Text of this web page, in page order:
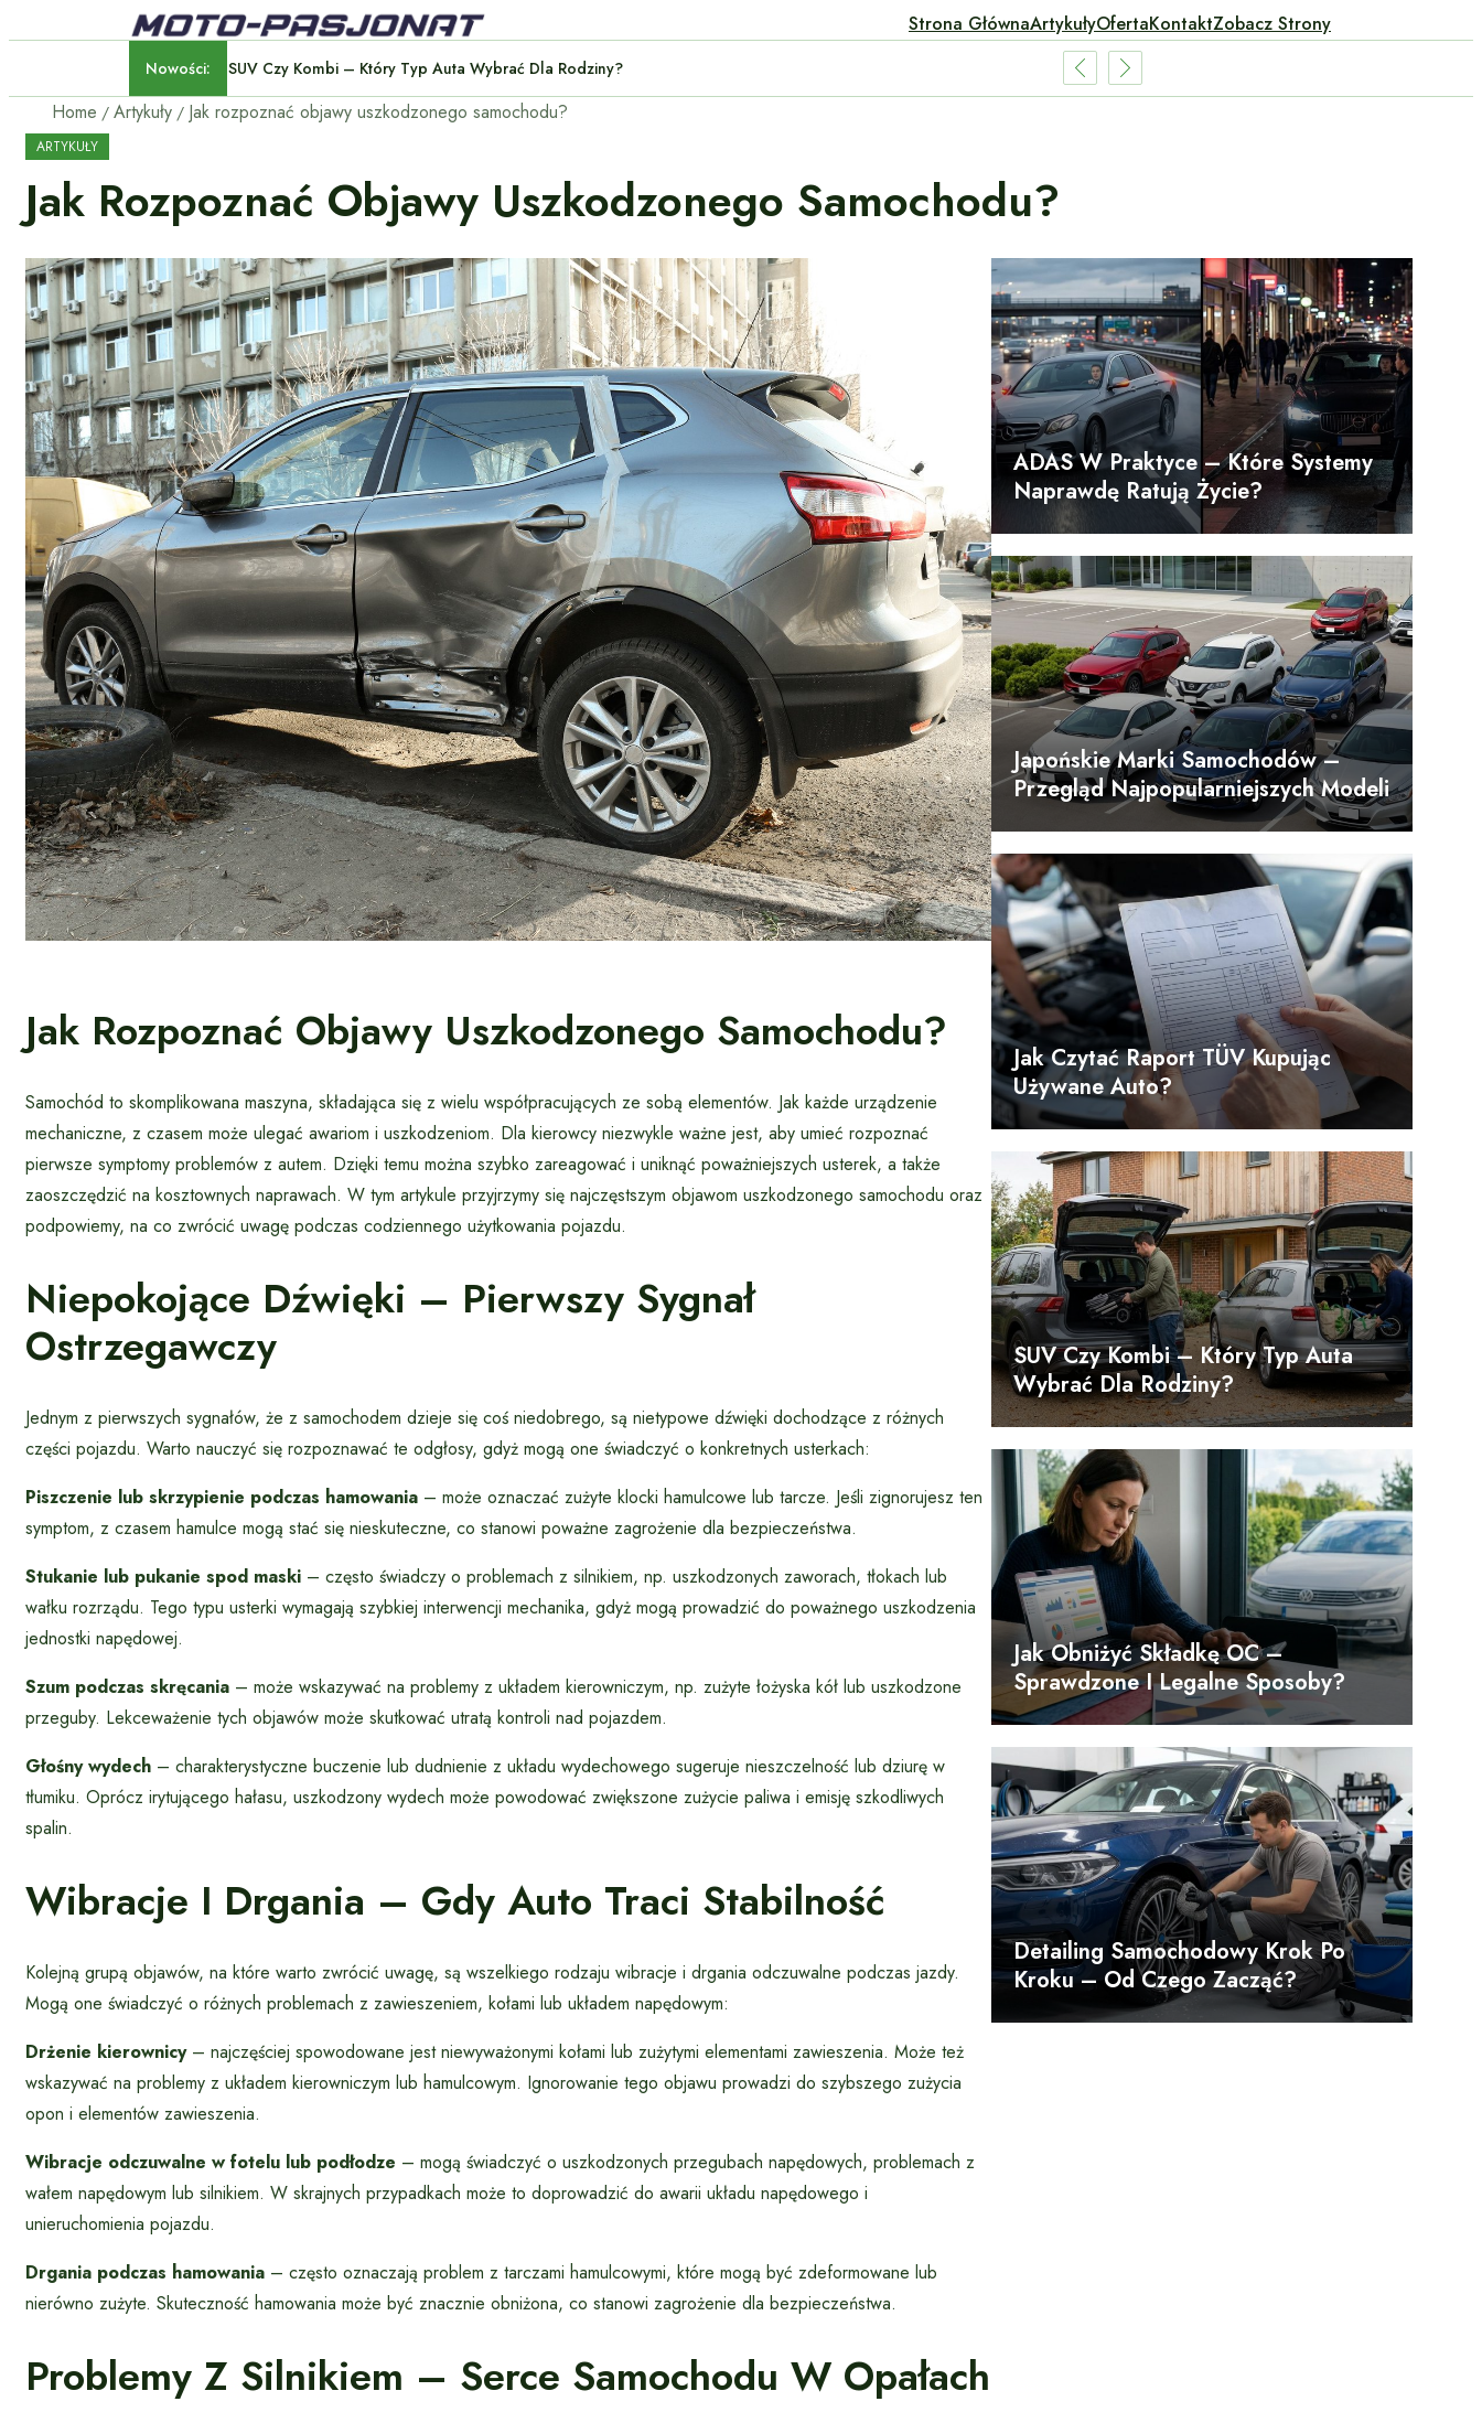
Strona GłównaArtykułyOfertaKontaktZobacz Strony
Nowości: SUV Czy Kombi – Który Typ Auta Wybrać Dla Rodziny?
Home Artykuły Jak rozpoznać objawy uszkodzonego samochodu?
ARTYKUŁY
Jak Rozpoznać Objawy Uszkodzonego Samochodu?
Jak Rozpoznać Objawy Uszkodzonego Samochodu?
Samochód to skomplikowana maszyna, składająca się z wielu współpracujących ze sobą elementów. Jak każde urządzenie
mechaniczne, z czasem może ulegać awariom i uszkodzeniom. Dla kierowcy niezwykle ważne jest, aby umieć rozpoznać
pierwsze symptomy problemów z autem. Dzięki temu można szybko zareagować i uniknąć poważniejszych usterek, a także
zaoszczędzić na kosztownych naprawach. W tym artykule przyjrzymy się najczęstszym objawom uszkodzonego samochodu oraz
podpowiemy, na co zwrócić uwagę podczas codziennego użytkowania pojazdu.
Niepokojące Dźwięki – Pierwszy Sygnał
Ostrzegawczy
Jednym z pierwszych sygnałów, że z samochodem dzieje się coś niedobrego, są nietypowe dźwięki dochodzące z różnych
części pojazdu. Warto nauczyć się rozpoznawać te odgłosy, gdyż mogą one świadczyć o konkretnych usterkach:
Piszczenie lub skrzypienie podczas hamowania – może oznaczać zużyte klocki hamulcowe lub tarcze. Jeśli zignorujesz ten
symptom, z czasem hamulce mogą stać się nieskuteczne, co stanowi poważne zagrożenie dla bezpieczeństwa.
Stukanie lub pukanie spod maski – często świadczy o problemach z silnikiem, np. uszkodzonych zaworach, tłokach lub
wałku rozrządu. Tego typu usterki wymagają szybkiej interwencji mechanika, gdyż mogą prowadzić do poważnego uszkodzenia
jednostki napędowej.
Szum podczas skręcania – może wskazywać na problemy z układem kierowniczym, np. zużyte łożyska kół lub uszkodzone
przeguby. Lekceważenie tych objawów może skutkować utratą kontroli nad pojazdem.
Głośny wydech – charakterystyczne buczenie lub dudnienie z układu wydechowego sugeruje nieszczelność lub dziurę w
tłumiku. Oprócz irytującego hałasu, uszkodzony wydech może powodować zwiększone zużycie paliwa i emisję szkodliwych
spalin.
Wibracje I Drgania – Gdy Auto Traci Stabilność
Kolejną grupą objawów, na które warto zwrócić uwagę, są wszelkiego rodzaju wibracje i drgania odczuwalne podczas jazdy.
Mogą one świadczyć o różnych problemach z zawieszeniem, kołami lub układem napędowym:
Drżenie kierownicy– najczęściej spowodowane jest niewyważonymi kołami lub zużytymi elementami zawieszenia. Może też
wskazywać na problemy z układem kierowniczym lub hamulcowym. Ignorowanie tego objawu prowadzi do szybszego zużycia
opon i elementów zawieszenia.
Wibracje odczuwalne w fotelu lub podłodze – mogą świadczyć o uszkodzonych przegubach napędowych, problemach z
wałem napędowym lub silnikiem. W skrajnych przypadkach może to doprowadzić do awarii układu napędowego i
unieruchomienia pojazdu.
Drgania podczas hamowania – często oznaczają problem z tarczami hamulcowymi, które mogą być zdeformowane lub
nierówno zużyte. Skuteczność hamowania może być znacznie obniżona, co stanowi zagrożenie dla bezpieczeństwa.
Problemy Z Silnikiem – Serce Samochodu W Opałach
ADAS W Praktyce – Które Systemy
Naprawdę Ratują Życie?
Japońskie Marki Samochodów –
Przegląd Najpopularniejszych Modeli
Jak Czytać Raport TÜV Kupując
Używane Auto?
SUV Czy Kombi – Który Typ Auta
Wybrać Dla Rodziny?
Jak Obniżyć Składkę OC –
Sprawdzone I Legalne Sposoby?
Detailing Samochodowy Krok Po
Kroku – Od Czego Zacząć?